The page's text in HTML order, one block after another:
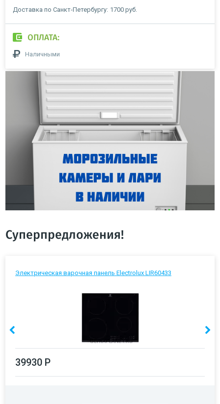
Доставка по Санкт-Петербургу: 1700 руб.
ОПЛАТА:
Наличными
Суперпредложения!
Электрическая варочная панель Electrolux LIR60433
39930 Р